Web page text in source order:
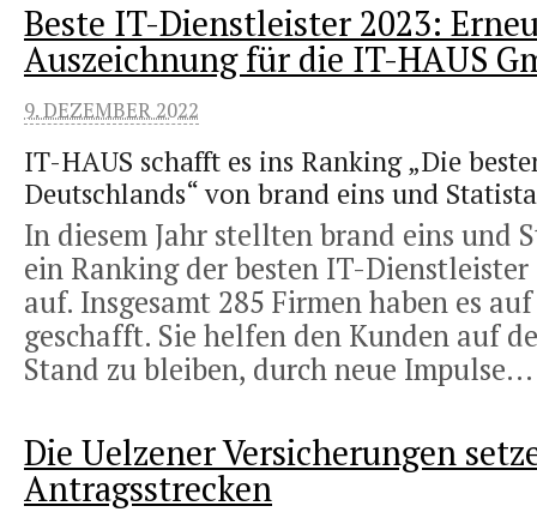
Beste IT-Dienstleister 2023:
Auszeichnung für die IT-HAUS
9. DEZEMBER 2022
IT-HAUS schafft es ins Ranking „Die
Deutschlands“ von brand eins und Statista
In diesem Jahr stellten brand eins und
ein Ranking der besten IT-
auf. Insgesamt 285 Firmen haben es
geschafft. Sie helfen den Kunden auf
Stand zu bleiben, durch neue
Die Uelzener Versicherungen
Antragsstrecken